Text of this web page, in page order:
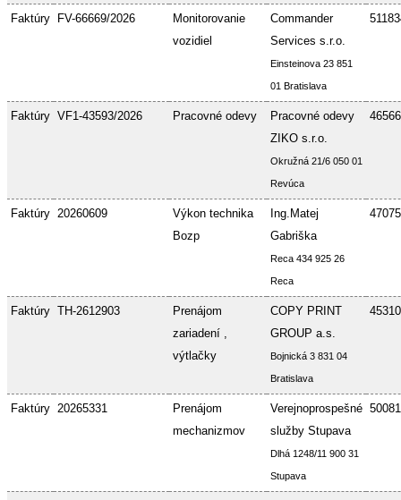
Faktúry FV-66669/2026
Monitorovanie
vozidiel
Commander
Services s.r.o.
Einsteinova 23 851
01 Bratislava
Faktúry VF1-43593/2026 Pracovné odevy
Pracovné odevy
ZIKO s.r.o.
Okružná 21/6 050 01
Revúca
Faktúry 20260609
Výkon technika
Bozp
Ing.Matej
Gabriška
Reca 434 925 26
Reca
Faktúry TH-2612903
Prenájom
zariadení ,
výtlačky
COPY PRINT
GROUP a.s.
Bojnická 3 831 04
Bratislava
Faktúry 20265331
Prenájom
mechanizmov
Verejnoprospešné
služby Stupava
Dlhá 1248/11 900 31
Stupava